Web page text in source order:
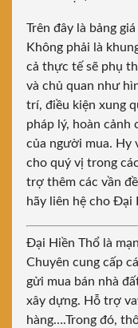
Trên đây là bảng
Không phải là
cả thực tế sẽ phụ
và chủ quan như
trí, điều kiện xung
pháp lý, hoàn cảnh
của người mua. Hy
cho quý vị trong
trợ thêm các vần
hãy liên hệ cho Đại
Đại Hiền Thổ là
Chuyên cung cấp
gửi mua bán nhà
xây dựng. Hỗ trợ
hàng….Trong đó,